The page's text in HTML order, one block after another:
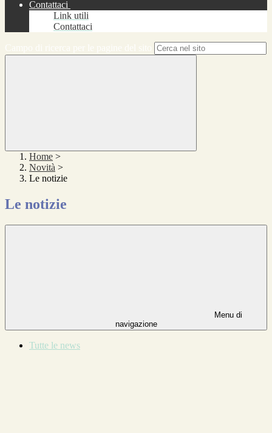
Contattaci
Link utili
Contattaci
Home >
Novità >
Le notizie
Le notizie
Menu di
navigazione
Tutte le news